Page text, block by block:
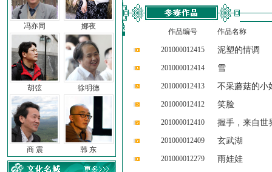
冯亦同 娜夜
胡弦 徐明德
商 震 韩 东
作品编号 作品名称
201000012415 泥塑的情调
201000012414 雪
201000012413 不采蘑菇的小
201000012412 笑脸
201000012410 握手，来自世
201000012409 玄武湖
201000012279 雨娃娃